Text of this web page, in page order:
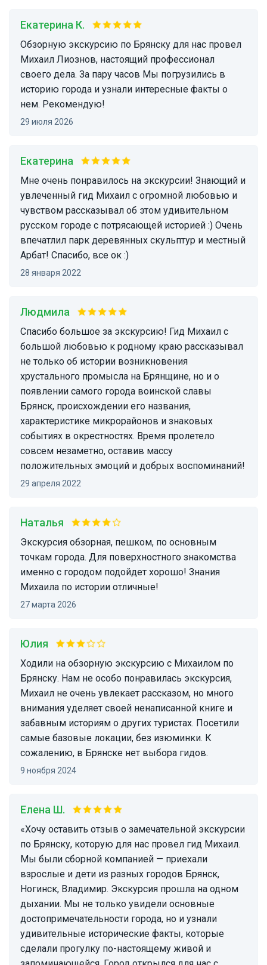
Екатерина К.
Обзорную экскурсию по Брянску для нас провел
Михаил Лиознов, настоящий профессионал
своего дела. За пару часов Мы погрузились в
историю города и узнали интересные факты о
нем. Рекомендую!
29 июля 2026
Екатерина
Мне очень понравилось на экскурсии! Знающий и
увлеченный гид Михаил с огромной любовью и
чувством рассказывал об этом удивительном
русском городе с потрясающей историей :) Очень
впечатлил парк деревянных скульптур и местный
Арбат! Спасибо, все ок :)
28 января 2022
Людмила
Спасибо большое за экскурсию! Гид Михаил с
большой любовью к родному краю рассказывал
не только об истории возникновения
хрустального промысла на Брянщине, но и о
появлении самого города воинской славы
Брянск, происхождении его названия,
характеристике микрорайонов и знаковых
событиях в окрестностях. Время пролетело
совсем незаметно, оставив массу
положительных эмоций и добрых воспоминаний!
29 апреля 2022
Наталья
Экскурсия обзорная, пешком, по основным
точкам города. Для поверхностного знакомства
именно с городом подойдет хорошо! Знания
Михаила по истории отличные!
27 марта 2026
Юлия
Ходили на обзорную экскурсию с Михаилом по
Брянску. Нам не особо понравилась экскурсия,
Михаил не очень увлекает рассказом, но много
внимания уделяет своей ненаписанной книге и
забавным историям о других туристах. Посетили
самые базовые локации, без изюминки. К
сожалению, в Брянске нет выбора гидов.
9 ноября 2024
Елена Ш.
«Хочу оставить отзыв о замечательной экскурсии
по Брянску, которую для нас провел гид Михаил.
Мы были сборной компанией — приехали
взрослые и дети из разных городов Брянск,
Ногинск, Владимир. Экскурсия прошла на одном
дыхании. Мы не только увидели основные
достопримечательности города, но и узнали
удивительные исторические факты, которые
сделали прогулку по-настоящему живой и